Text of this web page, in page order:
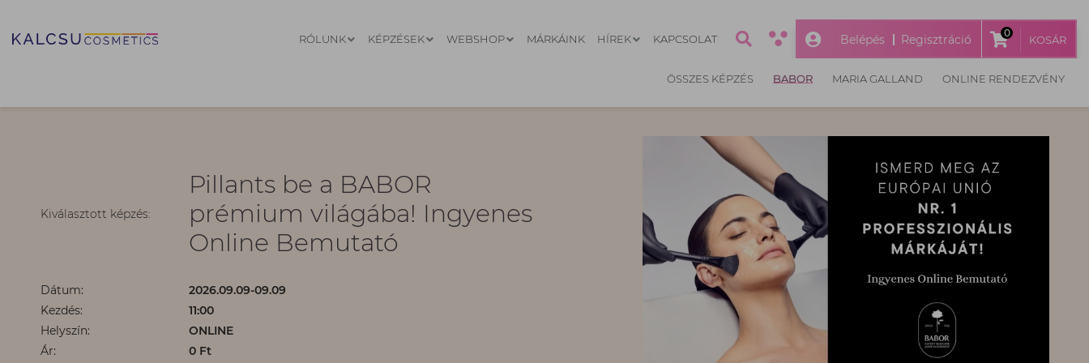
RÓLUNK KÉPZÉSEK WEBSHOP MÁRKÁINK HÍREK KAPCSOLAT Belépés Regisztráció 0
KOSÁR
ÖSSZES KÉPZÉS BABOR MARIA GALLAND ONLINE RENDEZVÉNY
Kiválasztott képzés:
Pillants be a BABOR
prémium világába! Ingyenes
Online Bemutató
Dátum:
2026.09.09-09.09
Kezdés:
11:00
Helyszín:
ONLINE
Ár:
0 Ft